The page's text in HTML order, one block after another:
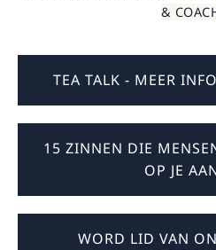
&
TEA TALK - MEER
15 ZINNEN DIE
OP JE
WORD LID VAN